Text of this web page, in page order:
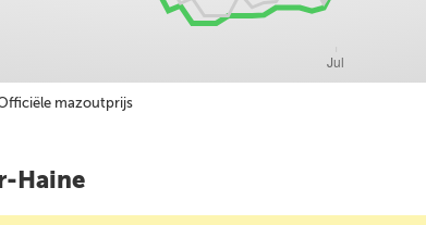
mazoutprijs
Haine